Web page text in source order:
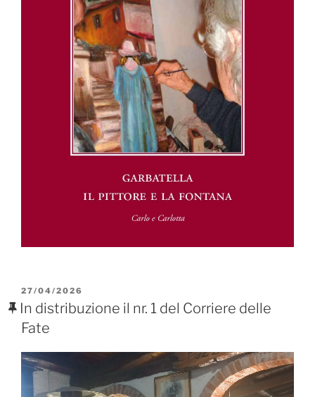
PUBBLICATO
IL
27/04/2026
In distribuzione il nr. 1 del Corriere delle
Fate